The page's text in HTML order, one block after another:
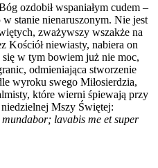
ozdobił wspaniałym cudem –
stanie nienaruszonym. Nie jest
zważywszy wszakże na
Kościół niewiasty, nabiera on
się w tym bowiem już nie moc,
odmieniająca stworzenie
wyroku swego Miłosierdzia,
które wierni śpiewają przy
Mszy Świętej:
lavabis me et super